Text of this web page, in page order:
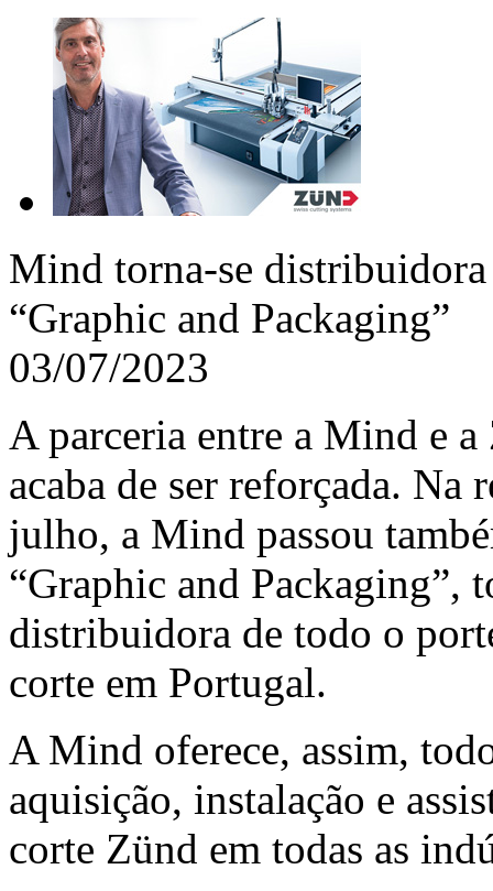
Mind torna-se distribuidora
“Graphic and Packaging”
03/07/2023
A parceria entre a Mind e
acaba de ser reforçada. Na
julho, a Mind passou
“Graphic and Packaging”,
distribuidora de todo o
corte em Portugal.
A Mind oferece, assim,
aquisição, instalação e
corte Zünd em todas as